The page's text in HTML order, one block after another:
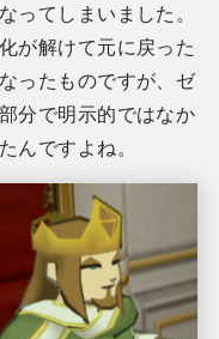
ってしまいました。
が解けて元に戻った
ったものですが、ゼ
分で明示的ではなか
んですよね。